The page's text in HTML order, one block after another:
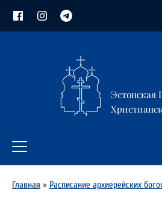
Эстонская
Главная » Расписание архиерейских